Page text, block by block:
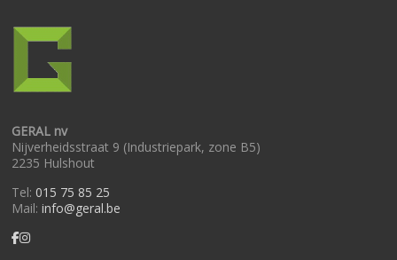
GERAL nv
Nijverheidsstraat 9 (Industriepark, zone B5)
2235 Hulshout
Tel: 015 75 85 25
Mail:info@geral.be